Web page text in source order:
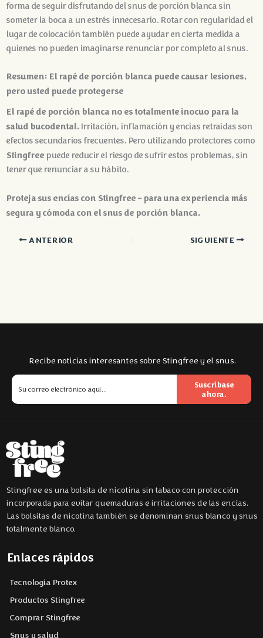
forma de seguir disfrutando del snus de porción blanca sin
someter la boca a un estrés innecesario. Rotar con regularidad el
lugar de colocación también puede ayudar en cierta medida a
quienes no pueden imaginarse renunciar por completo al snus.
Resumen: El rapé de porción blanca puede causar lesiones,
pero usted puede protegerse
El rapé de porción blanca no es totalmente inocuo para la
salud bucodental.Irritación, inflamación y encías retraídas son
efectos secundarios frecuentes. Pero utilizando protectores como
Stingfree puede reducir el riesgo de sufrir estos problemas, sin
tener que renunciar a su hábito.
Proteja sus encías con Stingfree - para una experiencia más
segura y cómoda con el snus de porción blanca.
ANTERIOR SIGUIENTE
Recibe noticias interesantes sobre Stingfree y el snus.
Suscríbase
ahora.
Stingfree es una bolsita de nicotina sin tabaco con protección
incorporada para evitar quemaduras e irritaciones de las encías.
Las bolsitas de nicotina también se denominan snus blanco y snus
totalmente blanco.
Enlaces rápidos
Tecnología Protex
Productos Stingfree
Comprar Stingfree
Snus y salud